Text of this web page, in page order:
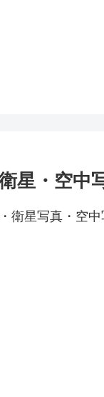
星・空中
衛星写真・空